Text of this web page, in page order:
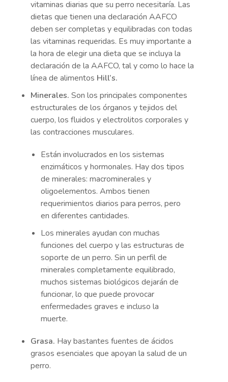
vitaminas diarias que su perro necesitaría. Las
dietas que tienen una declaración AAFCO
deben ser completas y equilibradas con todas
las vitaminas requeridas. Es muy importante a
la hora de elegir una dieta que se incluya la
declaración de la AAFCO, tal y como lo hace la
línea de alimentos Hill’s.
Minerales. Son los principales componentes
estructurales de los órganos y tejidos del
cuerpo, los fluidos y electrolitos corporales y
las contracciones musculares.
Están involucrados en los sistemas
enzimáticos y hormonales. Hay dos tipos
de minerales: macrominerales y
oligoelementos. Ambos tienen
requerimientos diarios para perros, pero
en diferentes cantidades.
Los minerales ayudan con muchas
funciones del cuerpo y las estructuras de
soporte de un perro. Sin un perfil de
minerales completamente equilibrado,
muchos sistemas biológicos dejarán de
funcionar, lo que puede provocar
enfermedades graves e incluso la
muerte.
Grasa. Hay bastantes fuentes de ácidos
grasos esenciales que apoyan la salud de un
perro.